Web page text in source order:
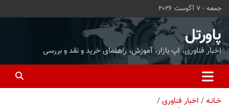
محتوا
بروید
جمعه - 7 آگوست 2026
پاورتل
اخبار فناوری، اپ بازار، آموزش، راهنمای خرید و نقد و بررسی
خـانـه
اخبار فناوری